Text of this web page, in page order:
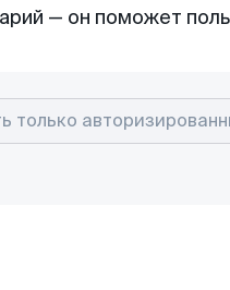
— он поможет